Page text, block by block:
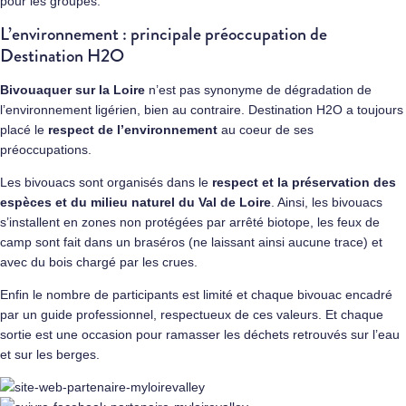
L’environnement : principale préoccupation de
Destination H2O
Bivouaquer sur la Loire n’est pas synonyme de dégradation de
l’environnement ligérien, bien au contraire. Destination H2O a toujours
placé le respect de l’environnement au coeur de ses
préoccupations.
Les bivouacs sont organisés dans le respect et la préservation des
espèces et du milieu naturel du Val de Loire . Ainsi, les bivouacs
s’installent en zones non protégées par arrêté biotope, les feux de
camp sont fait dans un braséros (ne laissant ainsi aucune trace) et
avec du bois chargé par les crues.
Enfin le nombre de participants est limité et chaque bivouac encadré
par un guide professionnel, respectueux de ces valeurs. Et chaque
sortie est une occasion pour ramasser les déchets retrouvés sur l’eau
et sur les berges.